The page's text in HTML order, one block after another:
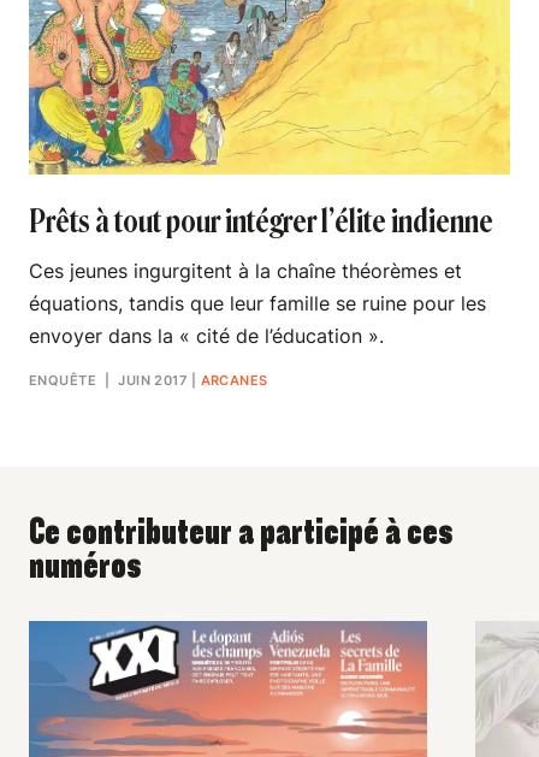
Prêts à tout pour intégrer l’élite indienne
Ces jeunes ingurgitent à la chaîne théorèmes et
équations, tandis que leur famille se ruine pour les
envoyer dans la « cité de l’éducation ».
ENQUÊTE | JUIN 2017 ARCANES
Ce contributeur a participé à ces
numéros